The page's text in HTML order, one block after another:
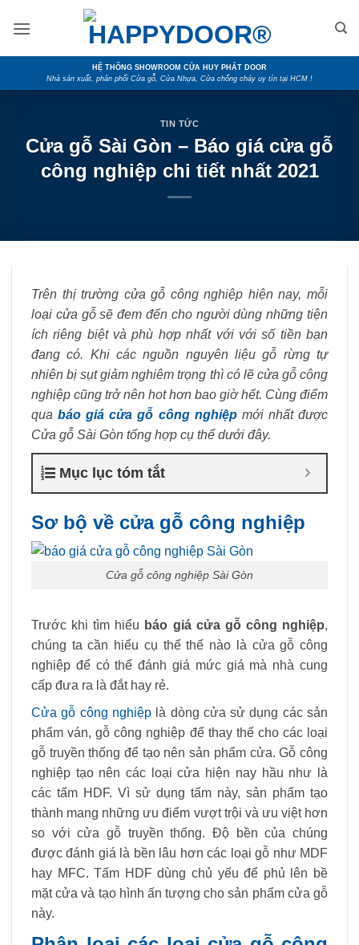
HỆ THỐNG SHOWROOM CỬA HUY PHÁT DOOR
Nhà sản xuất, phân phối Cửa gỗ, Cửa Nhựa, Cửa chống cháy uy tín tại HCM !
TIN TỨC
Cửa gỗ Sài Gòn – Báo giá cửa gỗ
công nghiệp chi tiết nhất 2021
Trên thị trường cửa gỗ công nghiệp hiện nay, mỗi
loại cửa gỗ sẽ đem đến cho người dùng những tiện
ích riêng biệt và phù hợp nhất với với số tiền bạn
đang có. Khi các nguồn nguyên liệu gỗ rừng tự
nhiên bị sụt giảm nghiêm trọng thì có lẽ cửa gỗ công
nghiệp cũng trở nên hot hơn bao giờ hết. Cùng điểm
quabáo giá cửa gỗ công nghiệpmới nhất được
Cửa gỗ Sài Gòn tổng hợp cụ thể dưới đây.
Mục lục tóm tắt
Sơ bộ về cửa gỗ công nghiệp
Cửa gỗ công nghiệp Sài Gòn
Trước khi tìm hiểu báo giá cửa gỗ công nghiệp,
chúng ta cần hiểu cụ thể thế nào là cửa gỗ công
nghiệp để có thể đánh giá mức giá mà nhà cung
cấp đưa ra là đắt hay rẻ.
Cửa gỗ công nghiệplà dòng cửa sử dụng các sản
phẩm ván, gỗ công nghiệp để thay thế cho các loại
gỗ truyền thống để tạo nên sản phẩm cửa. Gỗ công
nghiệp tạo nên các loại cửa hiện nay hầu như là
các tấm HDF. Vì sử dụng tấm này, sản phẩm tạo
thành mang những ưu điểm vượt trội và ưu việt hơn
so với cửa gỗ truyền thống. Độ bền của chúng
được đánh giá là bền lâu hơn các loại gỗ như MDF
hay MFC. Tấm HDF dùng chủ yếu để phủ lên bề
mặt cửa và tạo hình ấn tượng cho sản phẩm cửa gỗ
này.